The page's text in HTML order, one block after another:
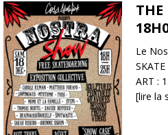
THE
Le
ART :
[lire la